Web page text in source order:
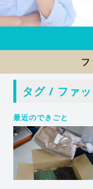
タグ / ファ
最近のできごと